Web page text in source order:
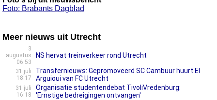
Foto: Brabants Dagblad
Meer nieuws uit Utrecht
3
augustus
06:53
NS hervat treinverkeer rond Utrecht
31 juli
18:17
Transfernieuws: Gepromoveerd SC Cambuur huurt El
Arguioui van FC Utrecht
31 juli
16:18
Organisatie studentendebat TivoliVredenburg:
'Ernstige bedreigingen ontvangen'